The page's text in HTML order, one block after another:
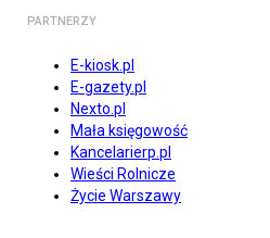
PARTNERZY
E-kiosk.pl
E-gazety.pl
Nexto.pl
Mała księgowość
Kancelarierp.pl
Wieści Rolnicze
Życie Warszawy